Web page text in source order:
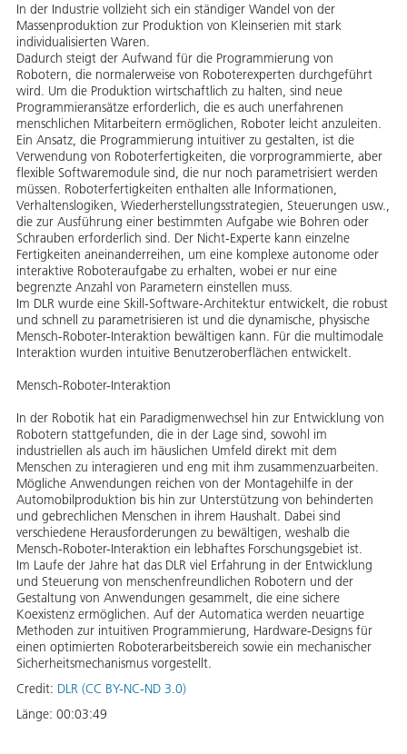
In der Industrie vollzieht sich ein ständiger Wandel von der
Massenproduktion zur Produktion von Kleinserien mit stark
individualisierten Waren.
Dadurch steigt der Aufwand für die Programmierung von
Robotern, die normalerweise von Roboterexperten durchgeführt
wird. Um die Produktion wirtschaftlich zu halten, sind neue
Programmieransätze erforderlich, die es auch unerfahrenen
menschlichen Mitarbeitern ermöglichen, Roboter leicht anzuleiten.
Ein Ansatz, die Programmierung intuitiver zu gestalten, ist die
Verwendung von Roboterfertigkeiten, die vorprogrammierte, aber
flexible Softwaremodule sind, die nur noch parametrisiert werden
müssen. Roboterfertigkeiten enthalten alle Informationen,
Verhaltenslogiken, Wiederherstellungsstrategien, Steuerungen usw.,
die zur Ausführung einer bestimmten Aufgabe wie Bohren oder
Schrauben erforderlich sind. Der Nicht-Experte kann einzelne
Fertigkeiten aneinanderreihen, um eine komplexe autonome oder
interaktive Roboteraufgabe zu erhalten, wobei er nur eine
begrenzte Anzahl von Parametern einstellen muss.
Im DLR wurde eine Skill-Software-Architektur entwickelt, die robust
und schnell zu parametrisieren ist und die dynamische, physische
Mensch-Roboter-Interaktion bewältigen kann. Für die multimodale
Interaktion wurden intuitive Benutzeroberflächen entwickelt.
Mensch-Roboter-Interaktion
In der Robotik hat ein Paradigmenwechsel hin zur Entwicklung von
Robotern stattgefunden, die in der Lage sind, sowohl im
industriellen als auch im häuslichen Umfeld direkt mit dem
Menschen zu interagieren und eng mit ihm zusammenzuarbeiten.
Mögliche Anwendungen reichen von der Montagehilfe in der
Automobilproduktion bis hin zur Unterstützung von behinderten
und gebrechlichen Menschen in ihrem Haushalt. Dabei sind
verschiedene Herausforderungen zu bewältigen, weshalb die
Mensch-Roboter-Interaktion ein lebhaftes Forschungsgebiet ist.
Im Laufe der Jahre hat das DLR viel Erfahrung in der Entwicklung
und Steuerung von menschenfreundlichen Robotern und der
Gestaltung von Anwendungen gesammelt, die eine sichere
Koexistenz ermöglichen. Auf der Automatica werden neuartige
Methoden zur intuitiven Programmierung, Hardware-Designs für
einen optimierten Roboterarbeitsbereich sowie ein mechanischer
Sicherheitsmechanismus vorgestellt.
Credit: DLR (CC BY-NC-ND 3.0)
Länge: 00:03:49